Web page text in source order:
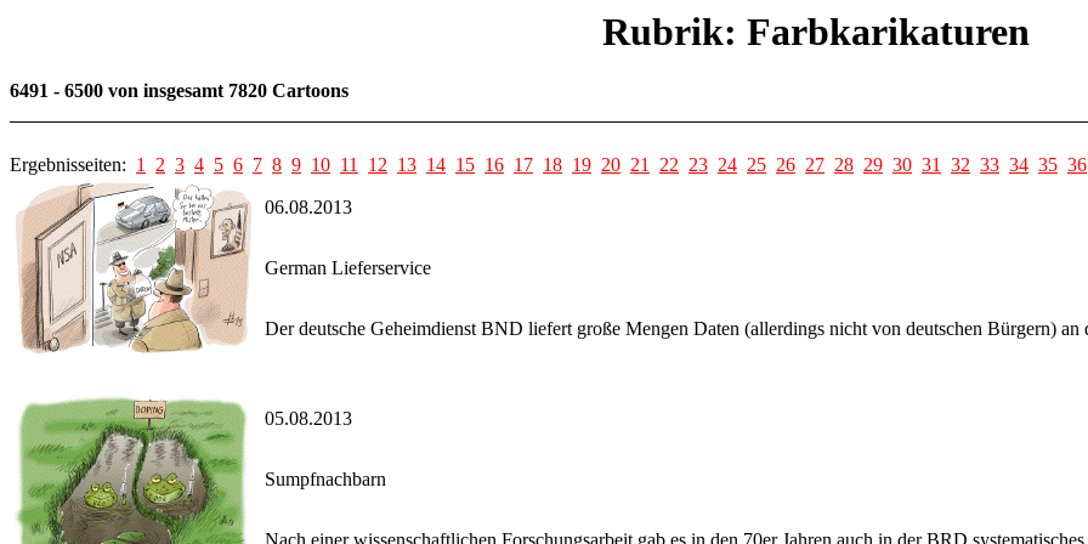
Rubrik: Farbkarikaturen
6491 - 6500 von insgesamt 7820 Cartoons
Ergebnisseiten: 1 2 3 4 5 6 7 8 9 10 11 12 13 14 15 16 17 18 19 20 21 22 23 24 25 26 27 28 29 30 31 32 33 34 35 36
06.08.2013
German Lieferservice
Der deutsche Geheimdienst BND liefert große Mengen Daten (allerdings nicht von deutschen Bürgern) an
05.08.2013
Sumpfnachbarn